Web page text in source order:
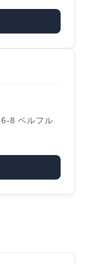
8 ベルフル